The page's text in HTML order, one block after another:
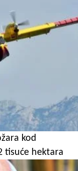
kod
tisuće hektara